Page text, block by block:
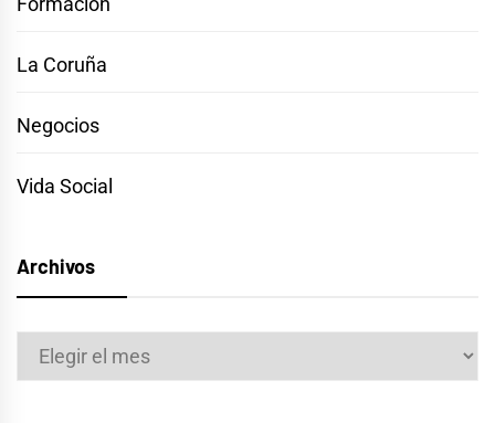
La Coruña
Negocios
Vida Social
Archivos
Archivos